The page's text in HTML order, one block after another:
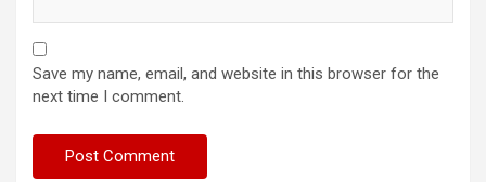
Save my name, email, and website in this browser for the
next time I comment.